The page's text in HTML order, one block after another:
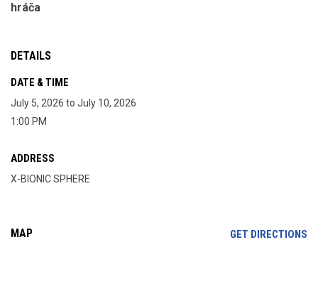
hráča
DETAILS
DATE & TIME
July 5, 2026 to July 10, 2026
1:00 PM
ADDRESS
X-BIONIC SPHERE
MAP GET DIRECTIONS